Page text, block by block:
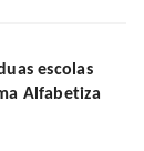
escolas
Alfabetiza